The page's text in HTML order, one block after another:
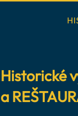
Historické
a